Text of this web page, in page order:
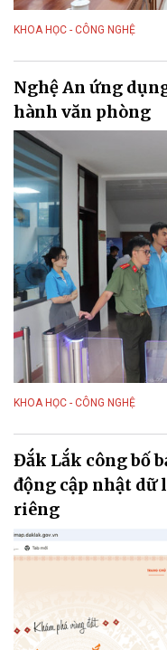
KHOA HỌC - CÔNG NGHỆ
Nghệ An ứng
hành văn phòng
KHOA HỌC - CÔNG NGHỆ
Đắk Lắk công bố
động cập nhật dữ
riêng